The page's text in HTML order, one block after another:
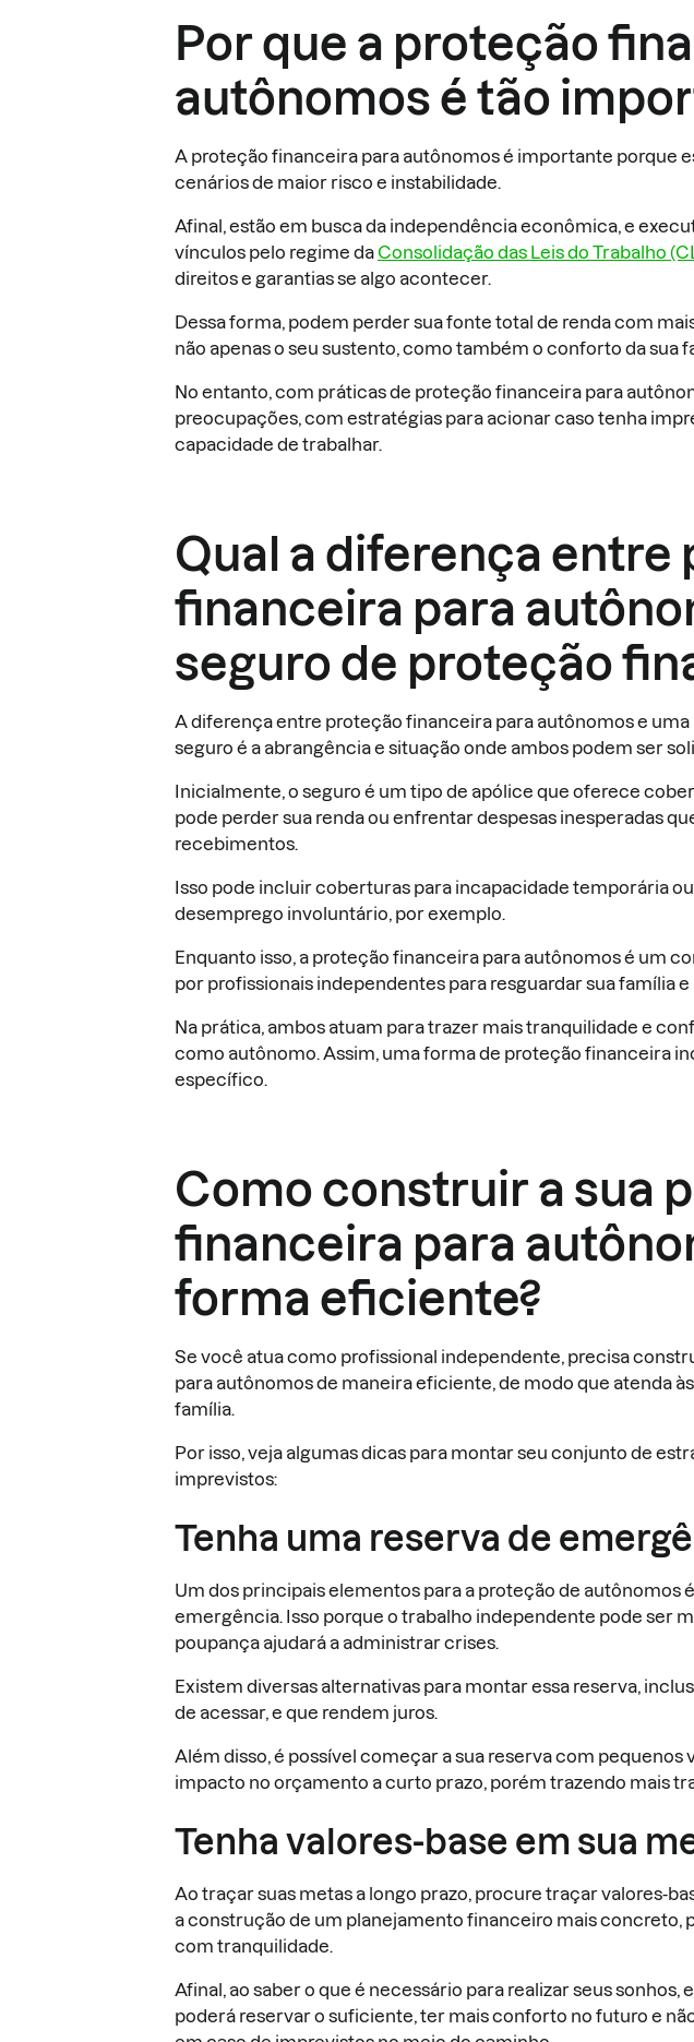
Por que a proteção
autônomos é tão
A proteção financeira para autônomos é importante porque
cenários de maior risco e instabilidade.
Afinal, estão em busca da independência econômica, e
vínculos pelo regime da Consolidação das Leis do Trabalho
direitos e garantias se algo acontecer.
Dessa forma, podem perder sua fonte total de renda com
não apenas o seu sustento, como também o conforto da sua
No entanto, com práticas de proteção financeira para
preocupações, com estratégias para acionar caso tenha
capacidade de trabalhar.
Qual a diferença entre
financeira para
seguro de proteção
A diferença entre proteção financeira para autônomos e
seguro é a abrangência e situação onde ambos podem ser
Inicialmente, o seguro é um tipo de apólice que oferece
pode perder sua renda ou enfrentar despesas inesperadas
recebimentos.
Isso pode incluir coberturas para incapacidade temporária
desemprego involuntário, por exemplo.
Enquanto isso, a proteção financeira para autônomos é um
por profissionais independentes para resguardar sua família
Na prática, ambos atuam para trazer mais tranquilidade e
como autônomo. Assim, uma forma de proteção financeira
específico.
Como construir a sua
financeira para
forma eficiente?
Se você atua como profissional independente, precisa
para autônomos de maneira eficiente, de modo que atenda
família.
Por isso, veja algumas dicas para montar seu conjunto de
imprevistos:
Tenha uma reserva de
Um dos principais elementos para a proteção de autônomos
emergência. Isso porque o trabalho independente pode ser
poupança ajudará a administrar crises.
Existem diversas alternativas para montar essa reserva,
de acessar, e que rendem juros.
Além disso, é possível começar a sua reserva com pequenos
impacto no orçamento a curto prazo, porém trazendo mais
Tenha valores-base em sua
Ao traçar suas metas a longo prazo, procure traçar valores-
a construção de um planejamento financeiro mais concreto,
com tranquilidade.
Afinal, ao saber o que é necessário para realizar seus
poderá reservar o suficiente, ter mais conforto no futuro e